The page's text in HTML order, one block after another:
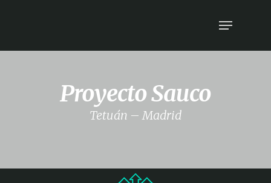
Proyecto Sauco
Tetuán – Madrid